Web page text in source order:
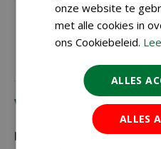
Hoogte 22,6
Verzending
Bezorging:
onze website te
met alle cookies in
ons Cookiebeleid.
ALLES
ALLES